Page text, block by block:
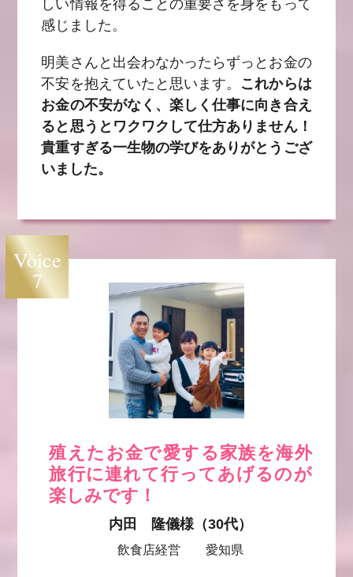
しい情報を得ることの重要さを身をもって
感じました。
明美さんと出会わなかったらずっとお金の
不安を抱えていたと思います。 これからは
お金の不安がなく、楽しく仕事に向き合え
ると思うとワクワクして仕方ありません！
貴重すぎる一生物の学びをありがとうござ
いました。
Voice
7
殖えたお金で愛する家族を海外
旅行に連れて行ってあげるのが
楽しみです！
内田 隆儀様（30代）
飲食店経営 愛知県